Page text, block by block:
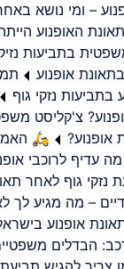
– ומי נושא
האופנוע
בתביעות
אופנוע
בתביעות נזקי גוף
צ'קליסט
🛵 האמת
עדיף לרוכבי
גוף לאחר
– מה מגיע לך
אופנוע
הבדלים